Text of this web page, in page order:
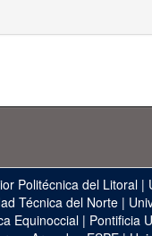
Politécnica del Litoral |
Técnica del Norte|
Equinoccial| Pontificia